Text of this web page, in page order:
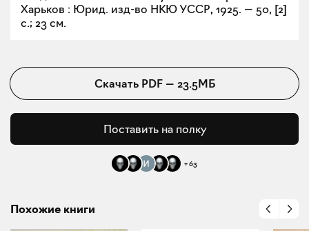
Харьков : Юрид. изд-во НКЮ УССР, 1925. — 50, [2]
с.; 23 см.
Скачать PDF— 23.5МБ
Поставить на полку
+63
Похожие книги